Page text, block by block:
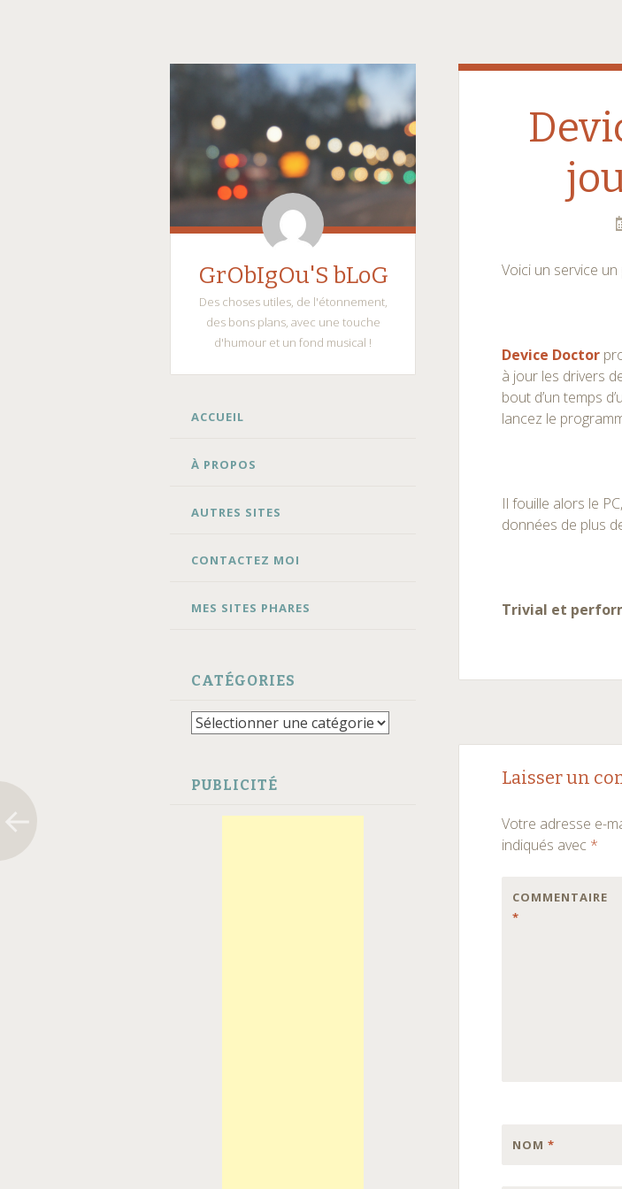
GrObIgOu'S bLoG
Des choses utiles, de l'étonnement,
des bons plans, avec une touche
d'humour et un fond musical !
ALLER
CONTENU
ACCUEIL
À PROPOS
AUTRES SITES
CONTACTEZ MOI
MES SITES PHARES
CATÉGORIES
Catégories
PUBLICITÉ
Voici un service
Device Doctor
à jour les drivers
bout d’un temps
lancez le
Il fouille alors le
données de plus
Trivial et
articles
Laisser un
Votre adresse e-
indiqués avec *
COMMENTAIRE
*
NOM*